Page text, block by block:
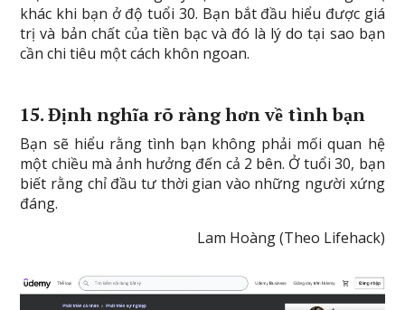
khác khi bạn ở độ tuổi 30. Bạn bắt đầu hiểu được giá
trị và bản chất của tiền bạc và đó là lý do tại sao bạn
cần chi tiêu một cách khôn ngoan.
15. Định nghĩa rõ ràng hơn về tình bạn
Bạn sẽ hiểu rằng tình bạn không phải mối quan hệ
một chiều mà ảnh hưởng đến cả 2 bên. Ở tuổi 30, bạn
biết rằng chỉ đầu tư thời gian vào những người xứng
đáng.
Lam Hoàng (Theo Lifehack)